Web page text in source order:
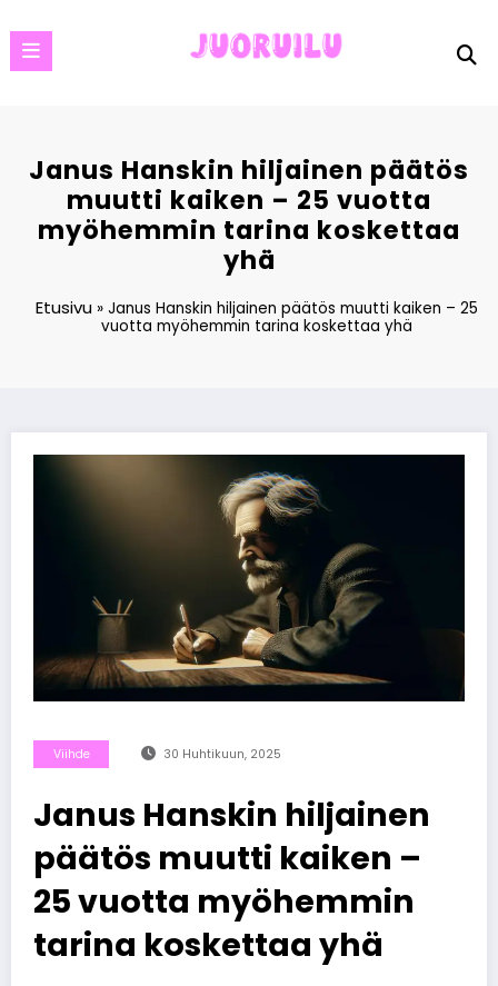
to
content
Janus Hanskin hiljainen päätös
muutti kaiken – 25 vuotta
myöhemmin tarina koskettaa
yhä
Etusivu» Janus Hanskin hiljainen päätös muutti kaiken – 25
vuotta myöhemmin tarina koskettaa yhä
Viihde 30 Huhtikuun, 2025
Janus Hanskin hiljainen
päätös muutti kaiken –
25 vuotta myöhemmin
tarina koskettaa yhä